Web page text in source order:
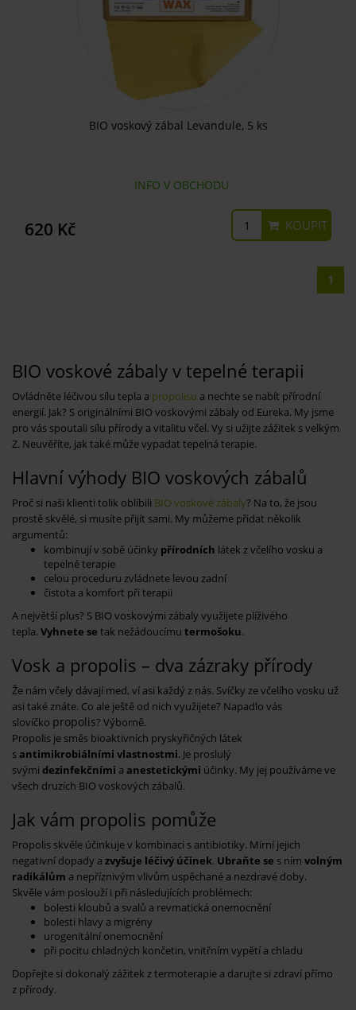
BIO voskový zábal Levandule, 5 ks
INFO V OBCHODU
620 Kč KOUPIT
1
BIO voskové zábaly v tepelné terapii
Ovládněte léčivou sílu tepla a propolisu a nechte se nabít přírodní
energií. Jak? S originálními BIO voskovými zábaly od Eureka. My jsme
pro vás spoutali sílu přírody a vitalitu včel. Vy si užijte zážitek s velkým
Z. Neuvěříte, jak také může vypadat tepelná terapie.
Hlavní výhody BIO voskových zábalů
Proč si naši klienti tolik oblíbili BIO voskové zábaly? Na to, že jsou
prostě skvělé, si musíte přijít sami. My můžeme přidat několik
argumentů:
kombinují v sobě účinky přírodních látek z včelího vosku a
tepelné terapie
celou proceduru zvládnete levou zadní
čistota a komfort při terapii
A největší plus? S BIO voskovými zábaly využijete plíživého
tepla. Vyhnete se tak nežádoucímu termošoku.
Vosk a propolis – dva zázraky přírody
Že nám včely dávají med, ví asi každý z nás. Svíčky ze včelího vosku už
asi také znáte. Co ale ještě od nich využijete? Napadlo vás
slovíčko propolis? Výborně.
Propolis je směs bioaktivních pryskyřičných látek
s antimikrobiálními vlastnostmi. Je proslulý
svými dezinfekčními a anestetickými účinky. My jej používáme ve
všech druzích BIO voskových zábalů.
Jak vám propolis pomůže
Propolis skvěle účinkuje v kombinaci s antibiotiky. Mírní jejich
negativní dopady a zvyšuje léčivý účinek. Ubraňte se s ním volným
radikálům a nepříznivým vlivům uspěchané a nezdravé doby.
Skvěle vám poslouží i při následujících problémech:
bolesti kloubů a svalů a revmatická onemocnění
bolesti hlavy a migrény
urogenitální onemocnění
při pocitu chladných končetin, vnitřním vypětí a chladu
Dopřejte si dokonalý zážitek z termoterapie a darujte si zdraví přímo
z přírody.